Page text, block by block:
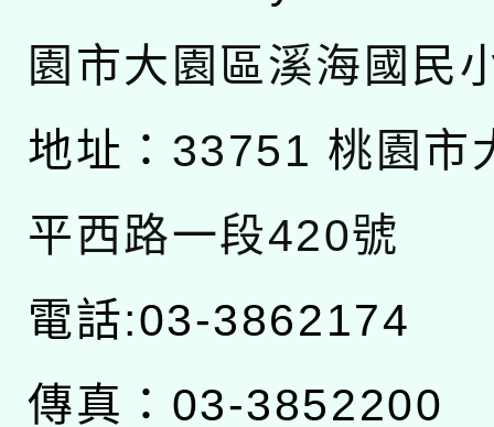
園市大園區溪海國民
地址： 33751 桃園市
平西路一段420號
電話:03-3862174
傳真：03-3852200